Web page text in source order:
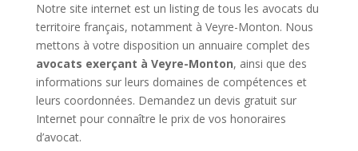
Notre site internet est un listing de tous les avocats du
territoire français, notamment à Veyre-Monton. Nous
mettons à votre disposition un annuaire complet des
avocats exerçant à Veyre-Monton, ainsi que des
informations sur leurs domaines de compétences et
leurs coordonnées. Demandez un devis gratuit sur
Internet pour connaître le prix de vos honoraires
d’avocat.